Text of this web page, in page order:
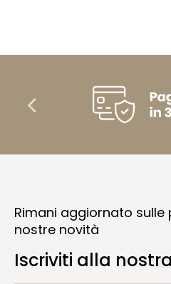
Rimani aggiornato
nostre novità
Iscriviti alla